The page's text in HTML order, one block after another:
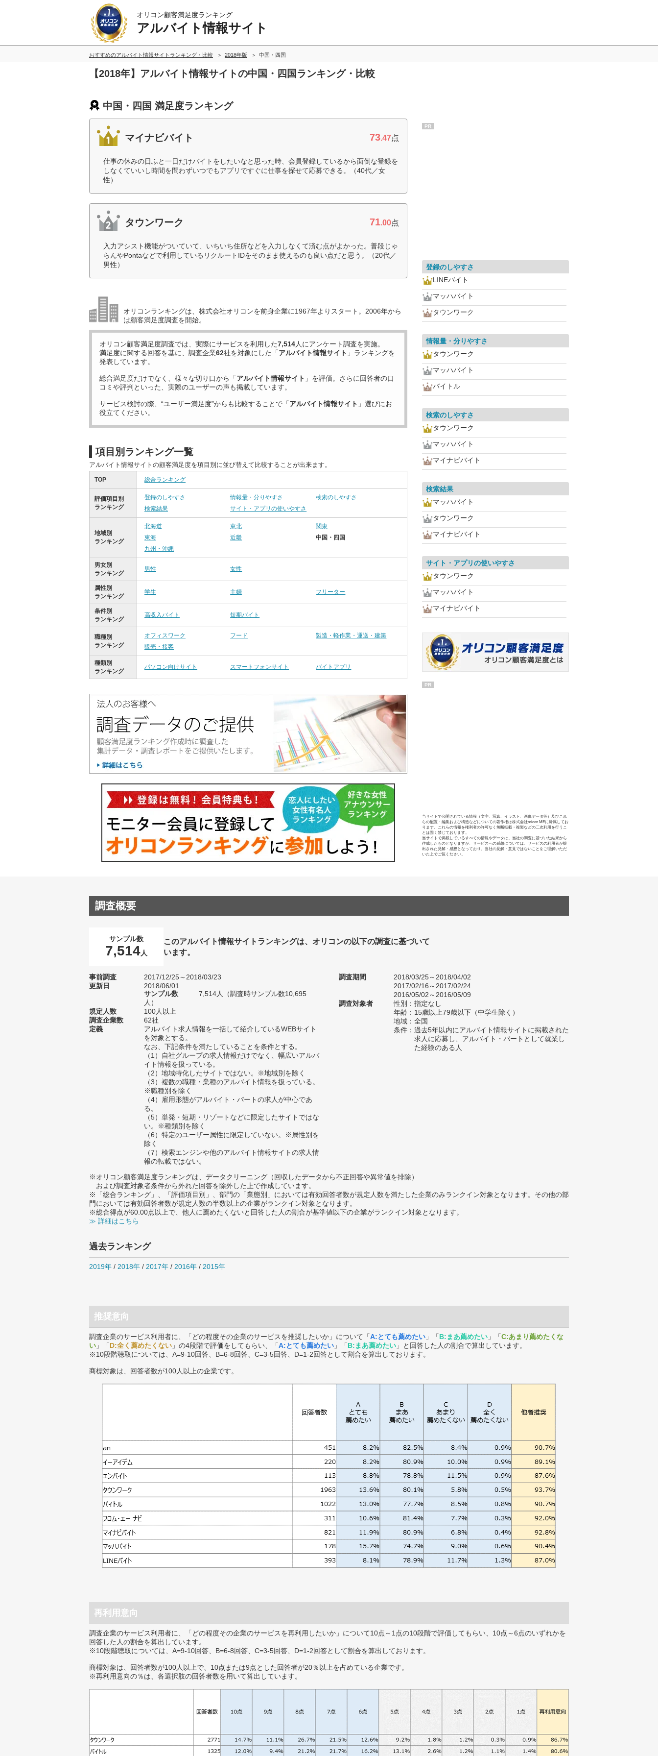
オリコン顧客満足度ランキング
アルバイト情報サイト
おすすめのアルバイト情報サイトランキング・比較 2018年版 中国・四国
【2018年】アルバイト情報サイトの中国・四国ランキング・比較
中国・四国 満足度ランキング
マイナビバイト 73.47点
仕事の休みの日ふと一日だけバイトをしたいなと思った時、会員登録しているから面倒な登録を
しなくていいし時間を問わずいつでもアプリですぐに仕事を探せて応募できる。（40代／女
性）
タウンワーク 71.00点
入力アシスト機能がついていて、いちいち住所などを入力しなくて済む点がよかった。普段じゃ
らんやPontaなどで利用しているリクルートIDをそのまま使えるのも良い点だと思う。（20代／
男性）
オリコンランキングは、株式会社オリコンを前身企業に1967年よりスタート。2006年から
は顧客満足度調査を開始。
オリコン顧客満足度調査では、実際にサービスを利用した7,514人にアンケート調査を実施。
満足度に関する回答を基に、調査企業62社を対象にした「アルバイト情報サイト 」ランキングを
発表しています。
総合満足度だけでなく、様々な切り口から「アルバイト情報サイト 」を評価。さらに回答者の口
コミや評判といった、実際のユーザーの声も掲載しています。
サービス検討の際、“ユーザー満足度”からも比較することで「アルバイト情報サイト 」選びにお
役立てください。
項目別ランキング一覧
アルバイト情報サイトの顧客満足度を項目別に並び替えて比較することが出来ます。
TOP 総合ランキング
評価項目別
ランキング
登録のしやすさ 情報量・分りやすさ
検索のしやすさ
検索結果
サイト・アプリの使いやすさ
地域別
ランキング
北海道 東北
関東
東海
近畿
中国・四国
九州・沖縄
男女別
ランキング
男性 女性
属性別
ランキング
学生 主婦 フリーター
条件別
ランキング
高収入バイト 短期バイト
職種別
ランキング
オフィスワーク フード
製造・軽作業・運送・建築
販売・接客
種類別
ランキング
パソコン向けサイト スマートフォンサイト バイトアプリ
PR
登録のしやすさ
LINEバイト
マッハバイト
タウンワーク
情報量・分りやすさ
タウンワーク
マッハバイト
バイトル
検索のしやすさ
タウンワーク
マッハバイト
マイナビバイト
検索結果
マッハバイト
タウンワーク
マイナビバイト
サイト・アプリの使いやすさ
タウンワーク
マッハバイト
マイナビバイト
PR
当サイトで公開されている情報（文字、写真、イラスト、画像データ等）及びこれ
らの配置・編集および構造などについての著作権は株式会社oricon MEに帰属してお
ります。これらの情報を権利者の許可なく無断転載・複製などの二次利用を行うこ
とは固く禁じております。
当サイトで掲載しているすべての情報やデータは、当社の調査に基づいた結果から
作成したものとなりますが、サービスへの感想については、サービスの利用者が提
出された見解・感想となっており、当社の見解・意見ではないことをご理解いただ
いた上でご覧ください。
調査概要
サンプル数
7,514人
このアルバイト情報サイトランキングは、オリコンの以下の調査に基づいて
います。
事前調査
2017/12/25～2018/03/23
更新日
2018/06/01
サンプル数
7,514人（調査時サンプル数10,695
人）
規定人数
100人以上
調査企業数
62社
定義
アルバイト求人情報を一括して紹介しているWEBサイト
を対象とする。
なお、下記条件を満たしていることを条件とする。
（1）自社グループの求人情報だけでなく、幅広いアルバ
イト情報を扱っている。
（2）地域特化したサイトではない。※地域別を除く
（3）複数の職種・業種のアルバイト情報を扱っている。
※職種別を除く
（4）雇用形態がアルバイト・パートの求人が中心であ
る。
（5）単発・短期・リゾートなどに限定したサイトではな
い。※種類別を除く
（6）特定のユーザー属性に限定していない。※属性別を
除く
（7）検索エンジンや他のアルバイト情報サイトの求人情
報の転載ではない。
調査期間
2018/03/25～2018/04/02
2017/02/16～2017/02/24
2016/05/02～2016/05/09
調査対象者
性別：指定なし
年齢：15歳以上79歳以下（中学生除く）
地域：全国
条件：過去5年以内にアルバイト情報サイトに掲載された
求人に応募し、アルバイト・パートとして就業し
た経験のある人
※オリコン顧客満足度ランキングは、データクリーニング（回収したデータから不正回答や異常値を排除）
および調査対象者条件から外れた回答を除外した上で作成しています。
※「総合ランキング」、「評価項目別」、部門の「業態別」においては有効回答者数が規定人数を満たした企業のみランクイン対象となります。その他の部
門においては有効回答者数が規定人数の半数以上の企業がランクイン対象となります。
※総合得点が60.00点以上で、他人に薦めたくないと回答した人の割合が基準値以下の企業がランクイン対象となります。
≫ 詳細はこちら
過去ランキング
2019年 / 2018年 / 2017年 / 2016年 / 2015年
推奨意向
調査企業のサービス利用者に、「どの程度その企業のサービスを推奨したいか」について「A:とても薦めたい 」「B:まあ薦めたい 」「C:あまり薦めたくな
い 」「D:全く薦めたくない 」の4段階で評価をしてもらい、「A:とても薦めたい 」「B:まあ薦めたい 」と回答した人の割合で算出しています。
※10段階聴取については、A=9-10回答、B=6-8回答、C=3-5回答、D=1-2回答として割合を算出しております。
商標対象は、回答者数が100人以上の企業です。
再利用意向
調査企業のサービス利用者に、「どの程度その企業のサービスを再利用したいか」について10点～1点の10段階で評価してもらい、10点～6点のいずれかを
回答した人の割合を算出しています。
※10段階聴取については、A=9-10回答、B=6-8回答、C=3-5回答、D=1-2回答として割合を算出しております。
商標対象は、回答者数が100人以上で、10点または9点とした回答者が20％以上を占めている企業です。
※再利用意向の％は、各選択肢の回答者数を用いて算出しています。